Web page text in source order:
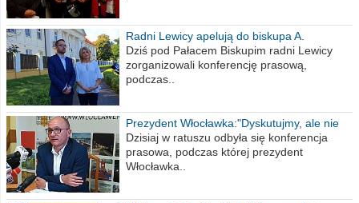
Radni Lewicy apelują do biskupa A.
Wiesława Meringa
Dziś pod Pałacem Biskupim radni Lewicy
zorganizowali konferencję prasową,
podczas..
Prezydent Włocławka:"Dyskutujmy, ale nie
obrażajmy się”
Dzisiaj w ratuszu odbyła się konferencja
prasowa, podczas której prezydent
Włocławka..